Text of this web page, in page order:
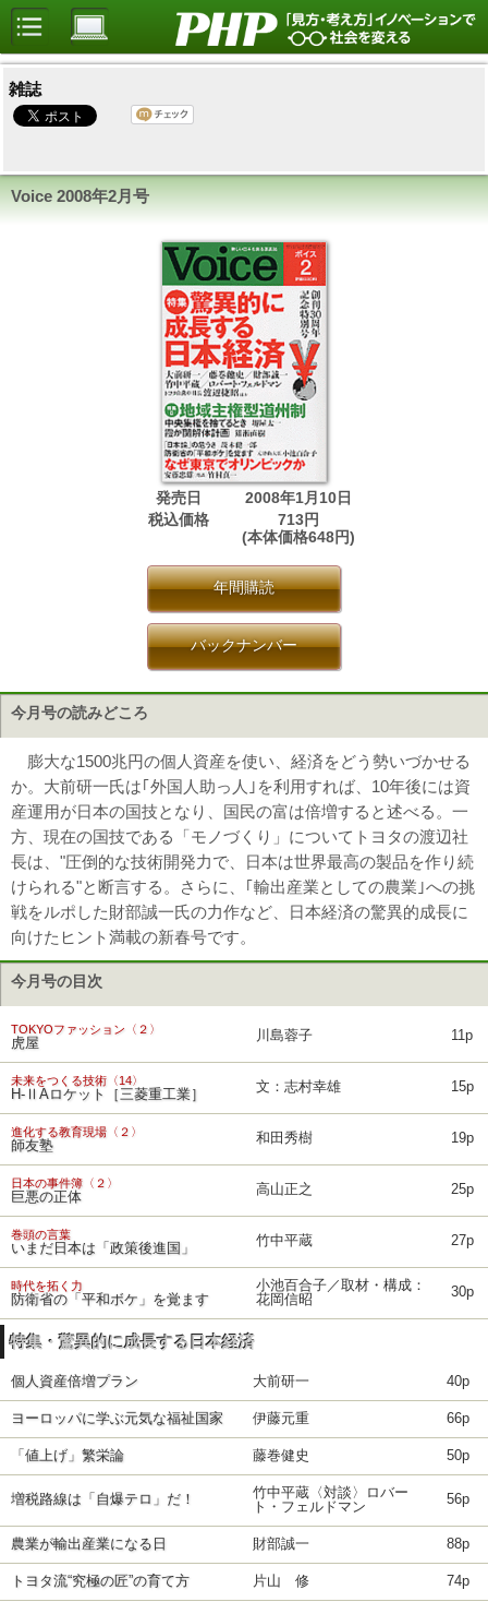
雑誌
Voice 2008年2月号
発売日
2008年1月10日
税込価格
713円
(本体価格648円)
年間購読
バックナンバー
今月号の読みどころ
膨大な1500兆円の個人資産を使い、経済をどう勢いづかせる
か。大前研一氏は｢外国人助っ人｣を利用すれば、10年後には資
産運用が日本の国技となり、国民の富は倍増すると述べる。一
方、現在の国技である「モノづくり」についてトヨタの渡辺社
長は、"圧倒的な技術開発力で、日本は世界最高の製品を作り続
けられる"と断言する。さらに、｢輸出産業としての農業｣への挑
戦をルポした財部誠一氏の力作など、日本経済の驚異的成長に
向けたヒント満載の新春号です。
今月号の目次
TOKYOファッション〈２〉
虎屋 川島蓉子 11p
未来をつくる技術〈14〉
H-ⅡAロケット［三菱重工業］ 文：志村幸雄 15p
進化する教育現場〈２〉
師友塾 和田秀樹 19p
日本の事件簿〈２〉
巨悪の正体 高山正之 25p
巻頭の言葉
いまだ日本は「政策後進国」 竹中平蔵 27p
時代を拓く力
防衛省の「平和ボケ」を覚ます
小池百合子／取材・構成：
花岡信昭
30p
特集・驚異的に成長する日本経済
個人資産倍増プラン 大前研一 40p
ヨーロッパに学ぶ元気な福祉国家 伊藤元重 66p
「値上げ」繁栄論 藤巻健史 50p
増税路線は「自爆テロ」だ！
竹中平蔵〈対談〉ロバー
ト・フェルドマン
56p
農業が輸出産業になる日 財部誠一 88p
トヨタ流“究極の匠”の育て方 片山 修 74p